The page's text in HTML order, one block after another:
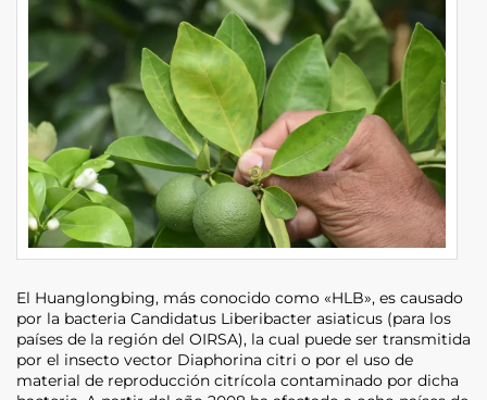
El Huanglongbing, más conocido como «HLB», es causado
por la bacteria Candidatus Liberibacter asiaticus (para los
países de la región del OIRSA), la cual puede ser transmitida
por el insecto vector Diaphorina citri o por el uso de
material de reproducción citrícola contaminado por dicha